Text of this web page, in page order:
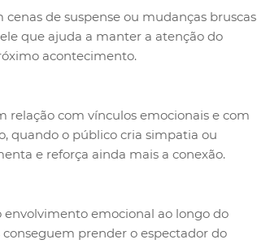
de suspense ou mudanças bruscas
que ajuda a manter a atenção do
acontecimento.
relação com vínculos emocionais e com
quando o público cria simpatia ou
e reforça ainda mais a conexão.
envolvimento emocional ao longo do
prender o espectador do